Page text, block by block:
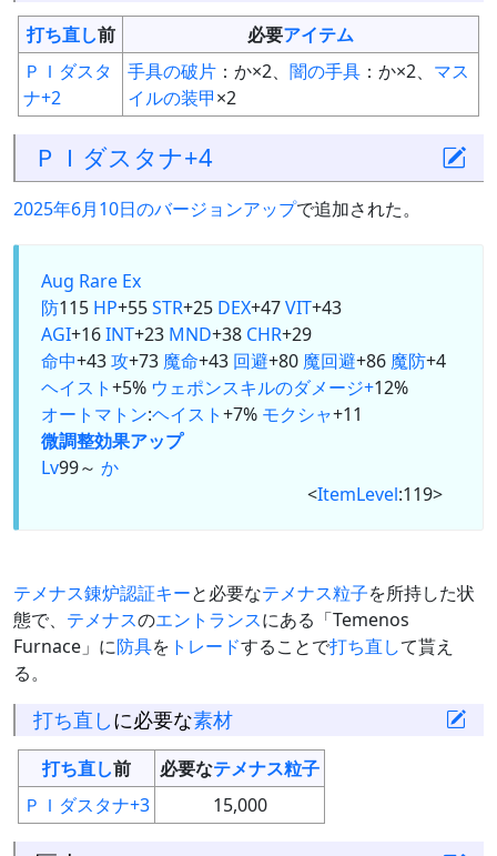
打ち直し前 必要アイテム
ＰＩダスタ
ナ+2
手具の破片 ：か×2、 闇の手具 ：か×2、 マス
イルの装甲×2
ＰＩダスタナ+4
2025年6月10日のバージョンアップで追加された。
Aug Rare Ex
防115 HP+55STR+25 DEX+47VIT+43
AGI+16INT+23 MND+38 CHR+29
命中+43攻+73 魔命+43 回避+80 魔回避+86 魔防+4
ヘイスト+5% ウェポンスキルのダメージ+12%
オートマトン:ヘイスト+7% モクシャ+11
微調整効果アップ
Lv99～ か
<ItemLevel:119>
テメナス錬炉認証キーと必要なテメナス粒子を所持した状
態で、 テメナスのエントランスにある「Temenos
Furnace」に防具を トレードすることで打ち直して貰え
る。
打ち直しに必要な素材
打ち直し前 必要なテメナス粒子
ＰＩダスタナ+3
15,000